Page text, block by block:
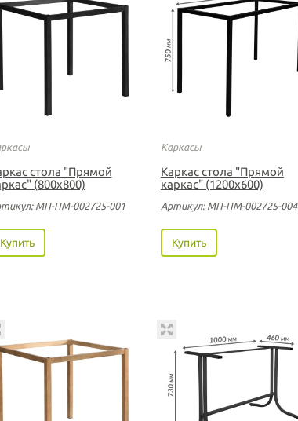
стола "Прямой
(800х800)
МП-ПМ-002725-001
Купить
Каркасы
Каркас стола "Прямой
каркас" (1200х600)
Артикул: МП-ПМ-002725-004
Купить